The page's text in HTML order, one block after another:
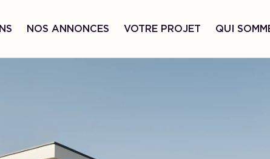
NOS ANNONCES VOTRE PROJET QUI